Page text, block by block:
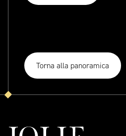
Torna alla panoramica